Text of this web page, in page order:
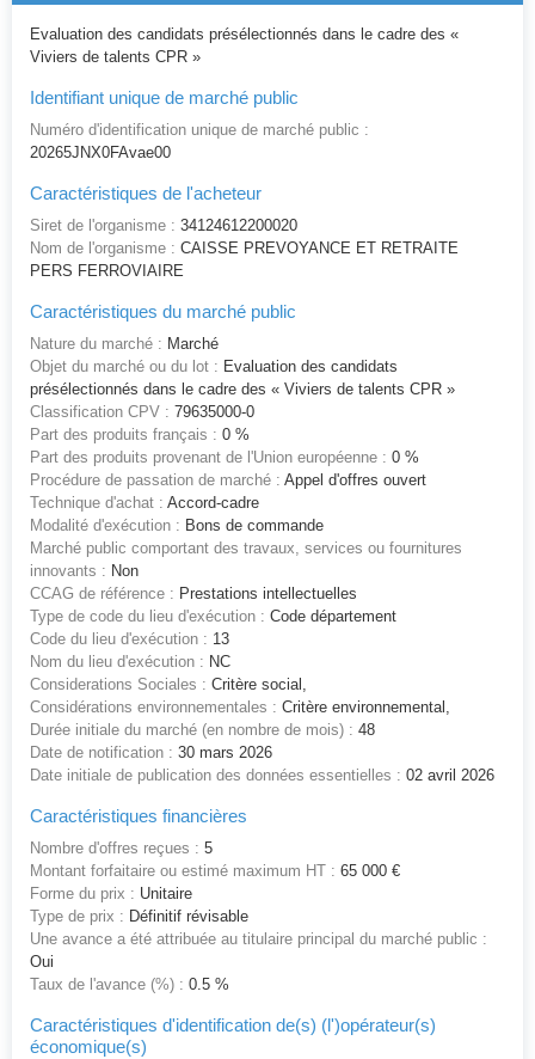
Evaluation des candidats présélectionnés dans le cadre des «
Viviers de talents CPR »
Identifiant unique de marché public
Numéro d'identification unique de marché public :
20265JNX0FAvae00
Caractéristiques de l'acheteur
Siret de l'organisme : 34124612200020
Nom de l'organisme : CAISSE PREVOYANCE ET RETRAITE
PERS FERROVIAIRE
Caractéristiques du marché public
Nature du marché : Marché
Objet du marché ou du lot : Evaluation des candidats
présélectionnés dans le cadre des « Viviers de talents CPR »
Classification CPV : 79635000-0
Part des produits français : 0 %
Part des produits provenant de l'Union européenne : 0 %
Procédure de passation de marché : Appel d'offres ouvert
Technique d'achat : Accord-cadre
Modalité d'exécution : Bons de commande
Marché public comportant des travaux, services ou fournitures
innovants : Non
CCAG de référence : Prestations intellectuelles
Type de code du lieu d'exécution : Code département
Code du lieu d'exécution : 13
Nom du lieu d'exécution : NC
Considerations Sociales : Critère social,
Considérations environnementales : Critère environnemental,
Durée initiale du marché (en nombre de mois) : 48
Date de notification : 30 mars 2026
Date initiale de publication des données essentielles : 02 avril 2026
Caractéristiques financières
Nombre d'offres reçues : 5
Montant forfaitaire ou estimé maximum HT : 65 000 €
Forme du prix : Unitaire
Type de prix : Définitif révisable
Une avance a été attribuée au titulaire principal du marché public :
Oui
Taux de l'avance (%) : 0.5 %
Caractéristiques d'identification de(s) (l')opérateur(s)
économique(s)